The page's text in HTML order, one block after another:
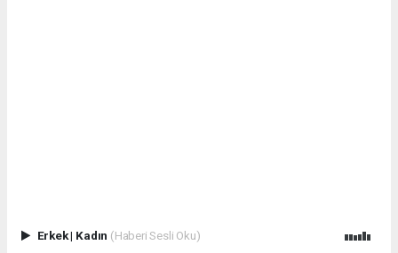
Erkek| Kadın (Haberi Sesli Oku)